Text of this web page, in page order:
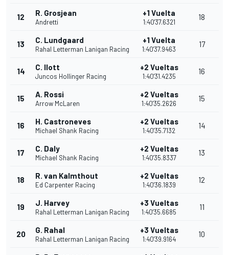
12 R. Grosjean
Andretti
+1 Vuelta
1:40'37.6321
18
13 C. Lundgaard
Rahal Letterman Lanigan Racing
+1 Vuelta
1:40'37.9463
17
14 C. Ilott
Juncos Hollinger Racing
+2 Vueltas
1:40'31.4235
16
15 A. Rossi
Arrow McLaren
+2 Vueltas
1:40'35.2626
15
16 H. Castroneves
Michael Shank Racing
+2 Vueltas
1:40'35.7132
14
17 C. Daly
Michael Shank Racing
+2 Vueltas
1:40'35.8337
13
18 R. van Kalmthout
Ed Carpenter Racing
+2 Vueltas
1:40'36.1839
12
19 J. Harvey
Rahal Letterman Lanigan Racing
+3 Vueltas
1:40'35.6685
11
20 G. Rahal
Rahal Letterman Lanigan Racing
+3 Vueltas
1:40'39.9164
10